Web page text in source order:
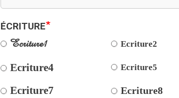
ÉCRITURE*
Ecriture1 Ecriture2
Ecriture4 Ecriture5
Ecriture7 Ecriture8